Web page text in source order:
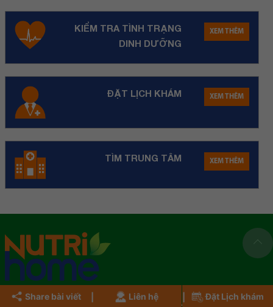
KIỂM TRA TÌNH TRẠNG
DINH DƯỠNG
XEM THÊM
ĐẶT LỊCH KHÁM XEM THÊM
TÌM TRUNG TÂM XEM THÊM
TRUNG TÂM DINH DƯỠNG NUTRIHOME
Share bài viết Liên hệ Đặt Lịch khám